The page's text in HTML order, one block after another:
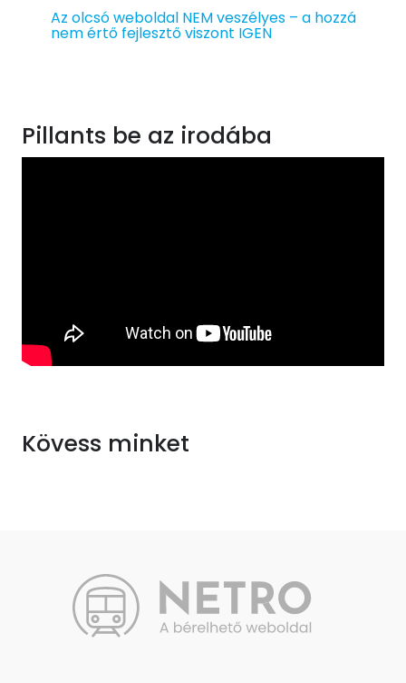
Az olcsó weboldal NEM veszélyes – a hozzá
nem értő fejlesztő viszont IGEN
Pillants be az irodába
Kövess minket